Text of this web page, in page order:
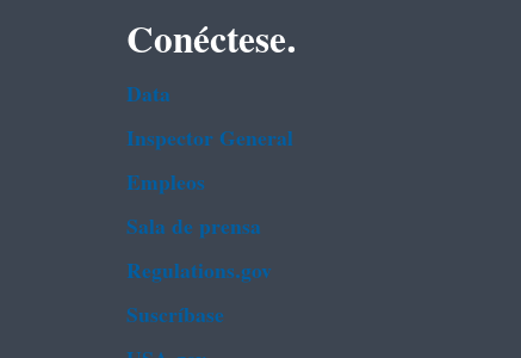
Conéctese.
Data
Inspector General
Empleos
Sala de prensa
Regulations.gov
Suscríbase